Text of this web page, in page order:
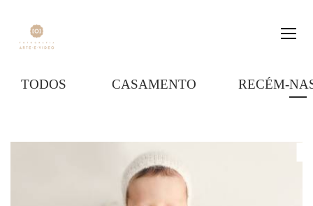
TODOS CASAMENTO RECÉM-